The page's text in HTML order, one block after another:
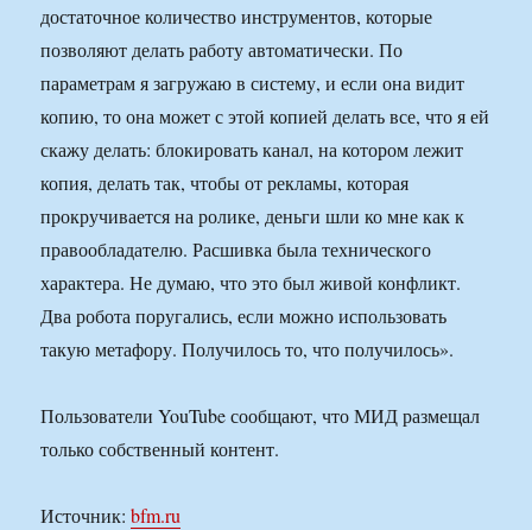
достаточное количество инструментов, которые
позволяют делать работу автоматически. По
параметрам я загружаю в систему, и если она видит
копию, то она может с этой копией делать все, что я ей
скажу делать: блокировать канал, на котором лежит
копия, делать так, чтобы от рекламы, которая
прокручивается на ролике, деньги шли ко мне как к
правообладателю. Расшивка была технического
характера. Не думаю, что это был живой конфликт.
Два робота поругались, если можно использовать
такую метафору. Получилось то, что получилось».
Пользователи YouTube сообщают, что МИД размещал
только собственный контент.
Источник:bfm.ru